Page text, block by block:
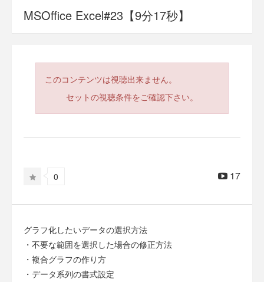
MSOffice Excel#23【9分17秒】
このコンテンツは視聴出来ません。
セットの視聴条件をご確認下さい。
0 17
グラフ化したいデータの選択方法
・不要な範囲を選択した場合の修正方法
・複合グラフの作り方
・データ系列の書式設定